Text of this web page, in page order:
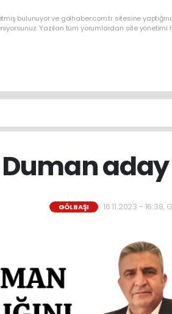
bulunuyor ve golhaber.com.tr sitesine
Yazılan tüm yorumlardan site
aday
GÖLBAŞI 16.11.2023 - 16:38,